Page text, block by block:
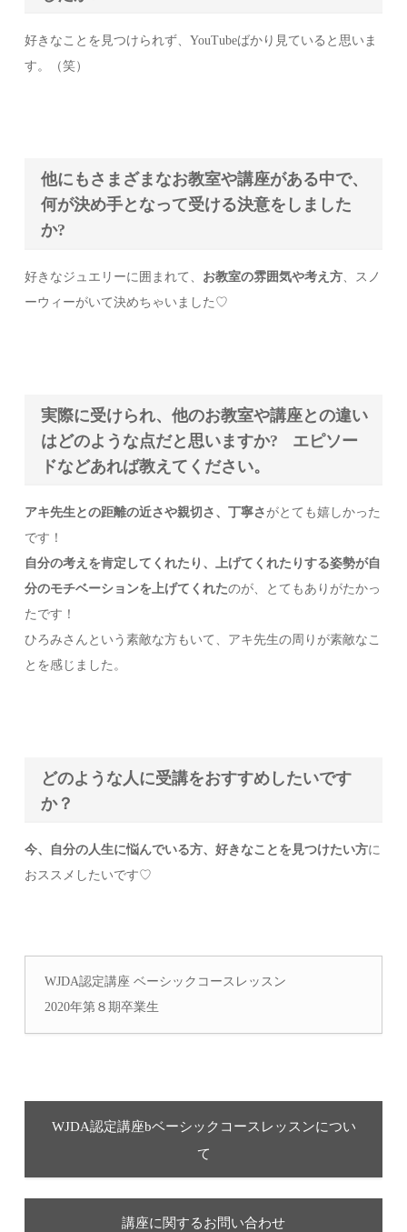
好きなことを見つけられず、YouTubeばかり見ていると思いま
す。（笑）
他にもさまざまなお教室や講座がある中で、
何が決め手となって受ける決意をしました
か?
好きなジュエリーに囲まれて、 お教室の雰囲気や考え方 、スノ
ーウィーがいて決めちゃいました♡
実際に受けられ、他のお教室や講座との違い
はどのような点だと思いますか? エピソー
ドなどあれば教えてください。
アキ先生との距離の近さや親切さ、丁寧さ がとても嬉しかった
です！
自分の考えを肯定してくれたり、上げてくれたりする姿勢が自
分のモチベーションを上げてくれたのが、とてもありがたかっ
たです！
ひろみさんという素敵な方もいて、アキ先生の周りが素敵なこ
とを感じました。
どのような人に受講をおすすめしたいです
か？
今、自分の人生に悩んでいる方、好きなことを見つけたい方に
おススメしたいです♡
WJDA認定講座 ベーシックコースレッスン
2020年第８期卒業生
WJDA認定講座bベーシックコースレッスンについ
て
講座に関するお問い合わせ